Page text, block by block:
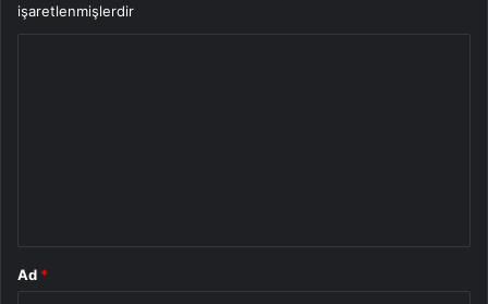
işaretlenmişlerdir
Ad *